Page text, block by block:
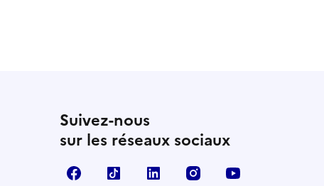
Suivez-nous
sur les réseaux sociaux
FacebookTikTok LinkedIn Instagram